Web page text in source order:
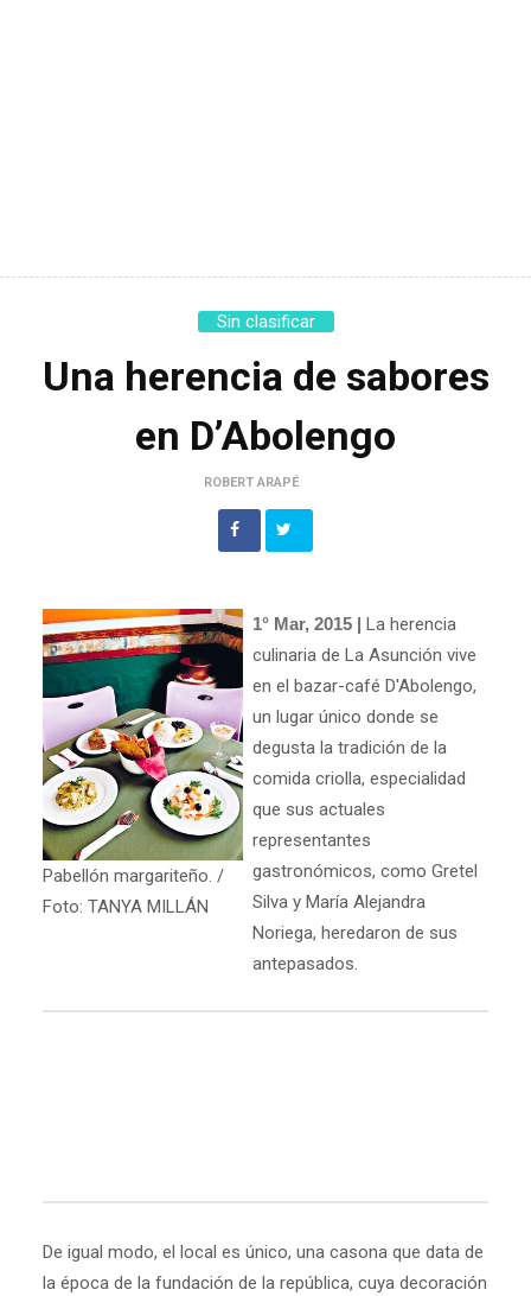
Sin clasificar
Una herencia de sabores
en D’Abolengo
ROBERT ARAPÉ
Pabellón margariteño. /
Foto: TANYA MILLÁN
1° Mar, 2015 | La herencia
culinaria de La Asunción vive
en el bazar-café D'Abolengo,
un lugar único donde se
degusta la tradición de la
comida criolla, especialidad
que sus actuales
representantes
gastronómicos, como Gretel
Silva y María Alejandra
Noriega, heredaron de sus
antepasados.
De igual modo, el local es único, una casona que data de
la época de la fundación de la república, cuya decoración